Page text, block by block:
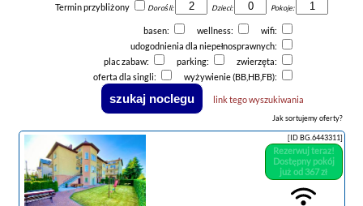
Termin przybliżony
Dorośli: Dzieci: Pokoje:
basen: wellness:
wifi:
udogodnienia dla niepełnosprawnych:
plac zabaw:
parking:
zwierzęta:
oferta dla singli:
wyżywienie (BB,HB,FB):
link tego wyszukiwania
Jak sortujemy oferty?
[ID BG.6443311]
Rezerwuj teraz!
Dostępny pokój
już od 367 zł